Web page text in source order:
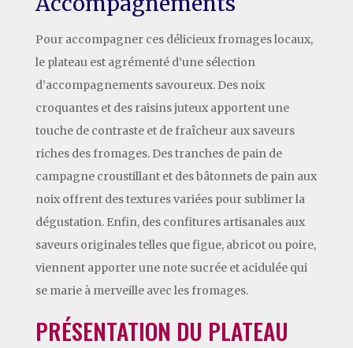
Pour accompagner ces délicieux fromages locaux,
le plateau est agrémenté d’une sélection
d’accompagnements savoureux. Des noix
croquantes et des raisins juteux apportent une
touche de contraste et de fraîcheur aux saveurs
riches des fromages. Des tranches de pain de
campagne croustillant et des bâtonnets de pain aux
noix offrent des textures variées pour sublimer la
dégustation. Enfin, des confitures artisanales aux
saveurs originales telles que figue, abricot ou poire,
viennent apporter une note sucrée et acidulée qui
se marie à merveille avec les fromages.
PRÉSENTATION DU PLATEAU